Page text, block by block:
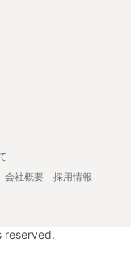
会社概要
採用情報
reserved.